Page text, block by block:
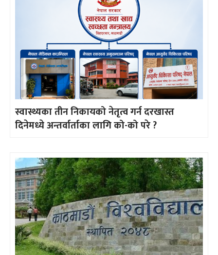
स्वास्थ्यका तीन निकायको नेतृत्व गर्न दरखास्त
दिनेमध्ये अन्तर्वार्ताका लागि को-को परे ?